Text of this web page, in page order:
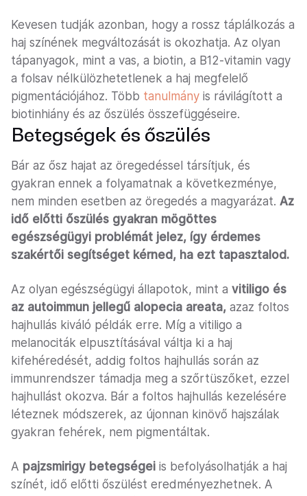
Kevesen tudják azonban, hogy a rossz táplálkozás a
haj színének megváltozását is okozhatja. Az olyan
tápanyagok, mint a vas, a biotin, a B12-vitamin vagy
a folsav nélkülözhetetlenek a haj megfelelő
pigmentációjához. Több tanulmány is rávilágított a
biotinhiány és az őszülés összefüggéseire.
Betegségek és őszülés
Bár az ősz hajat az öregedéssel társítjuk, és
gyakran ennek a folyamatnak a következménye,
nem minden esetben az öregedés a magyarázat. Az
idő előtti őszülés gyakran mögöttes
egészségügyi problémát jelez, így érdemes
szakértői segítséget kérned, ha ezt tapasztalod.
Az olyan egészségügyi állapotok, mint a vitiligo és
az autoimmun jellegű alopecia areata, azaz foltos
hajhullás kiváló példák erre. Míg a vitiligo a
melanociták elpusztításával váltja ki a haj
kifehéredését, addig foltos hajhullás során az
immunrendszer támadja meg a szőrtüszőket, ezzel
hajhullást okozva. Bár a foltos hajhullás kezelésére
léteznek módszerek, az újonnan kinövő hajszálak
gyakran fehérek, nem pigmentáltak.
A pajzsmirigy betegségei is befolyásolhatják a haj
színét, idő előtti őszülést eredményezhetnek. A